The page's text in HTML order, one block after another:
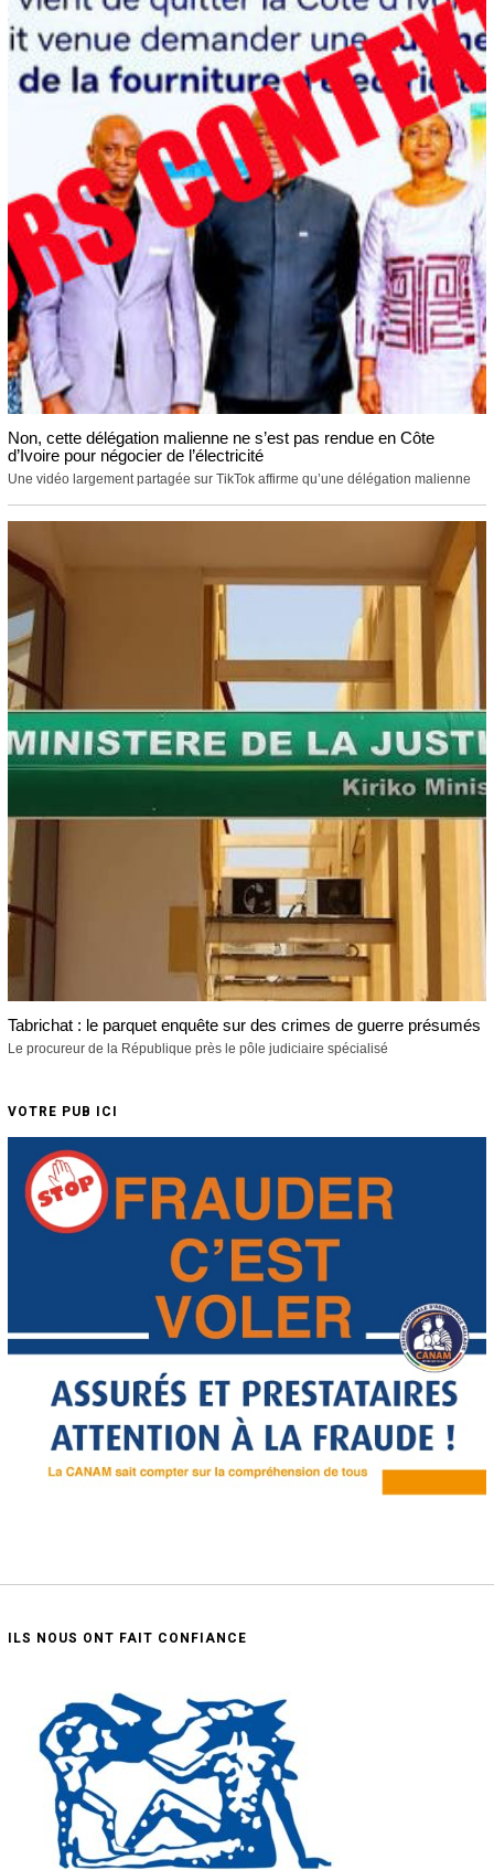
Non, cette délégation malienne ne s’est pas rendue en Côte
d’Ivoire pour négocier de l’électricité
Une vidéo largement partagée sur TikTok affirme qu’une délégation malienne
Tabrichat : le parquet enquête sur des crimes de guerre présumés
Le procureur de la République près le pôle judiciaire spécialisé
VOTRE PUB ICI
ILS NOUS ONT FAIT CONFIANCE